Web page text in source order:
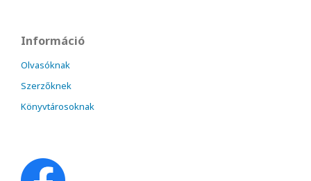
Információ
Olvasóknak
Szerzőknek
Könyvtárosoknak